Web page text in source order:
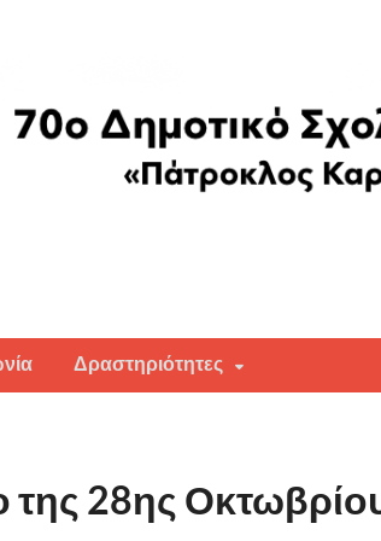
Δραστηριότητες
της 28ης